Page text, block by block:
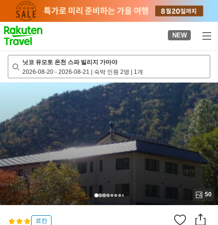
page
NEW
닛코 유모토 온천 스파 빌리지 가마야
2026-08-20 - 2026-08-21 | 숙박 인원 2명 | 1개
50
료칸